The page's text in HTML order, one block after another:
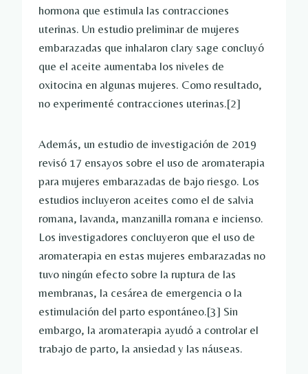
hormona que estimula las contracciones
uterinas. Un estudio preliminar de mujeres
embarazadas que inhalaron clary sage concluyó
que el aceite aumentaba los niveles de
oxitocina en algunas mujeres. Como resultado,
no experimenté contracciones uterinas.[2]
Además, un estudio de investigación de 2019
revisó 17 ensayos sobre el uso de aromaterapia
para mujeres embarazadas de bajo riesgo. Los
estudios incluyeron aceites como el de salvia
romana, lavanda, manzanilla romana e incienso.
Los investigadores concluyeron que el uso de
aromaterapia en estas mujeres embarazadas no
tuvo ningún efecto sobre la ruptura de las
membranas, la cesárea de emergencia o la
estimulación del parto espontáneo.[3] Sin
embargo, la aromaterapia ayudó a controlar el
trabajo de parto, la ansiedad y las náuseas.